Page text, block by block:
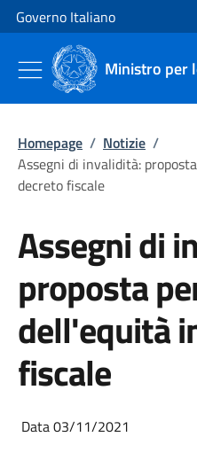
Vai al contenuto
Vai alla navigazione del sito
Governo Italiano
Ministro per
Homepage / Notizie /
Assegni di invalidità:
decreto fiscale
Assegni di
proposta
dell'equità
fiscale
Data 03/11/2021